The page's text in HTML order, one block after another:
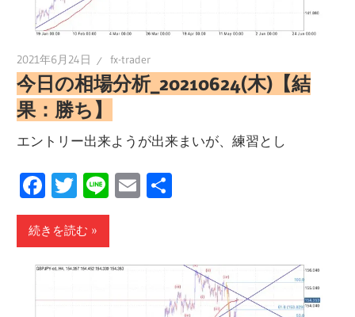
2021年6月24日 fx-trader
今日の相場分析_20210624(木)【結
果：勝ち】
エントリー出来ようが出来まいが、練習とし
Facebook
Twitter
LineEmail
続きを読む